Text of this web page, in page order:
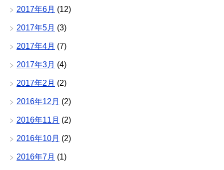
2017年6月 (12)
2017年5月 (3)
2017年4月 (7)
2017年3月 (4)
2017年2月 (2)
2016年12月 (2)
2016年11月 (2)
2016年10月 (2)
2016年7月 (1)